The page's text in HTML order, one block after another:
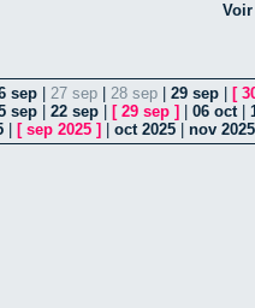
sep 27 sep 28 sep 29 sep [
sep 22 sep [ 29 sep ] 06 oct
[ sep 2025 ] oct 2025 nov 2025